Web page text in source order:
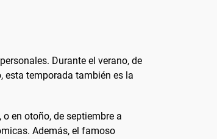
Durante el verano, de
esta temporada también es la
en otoño, de septiembre a
Además, el famoso